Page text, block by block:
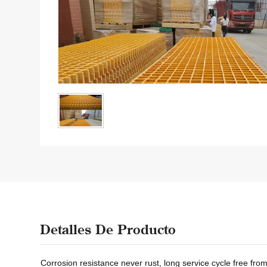
Detalles De Producto
Corrosion resistance never rust, long service cycle free